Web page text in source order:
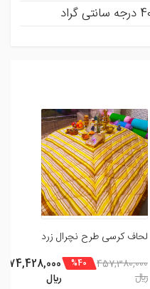
ما را در بهبود محصولات
لحاف کرسی طرح نچرال زرد
457,380,000
ريال
%40
274,428,000
ريال